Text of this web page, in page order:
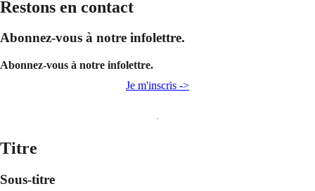
Restons en contact
Abonnez-vous à notre infolettre.
Abonnez-vous à notre infolettre.
Je m'inscris ->
Titre
Sous-titre